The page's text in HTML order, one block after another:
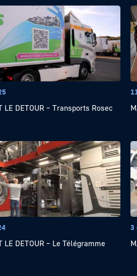
LE DETOUR – Transports Rosec
LE DETOUR – Le Télégramme
3